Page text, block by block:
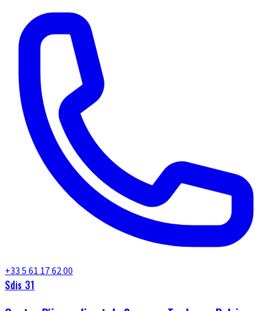
+33 5 61 17 62 00
Sdis 31